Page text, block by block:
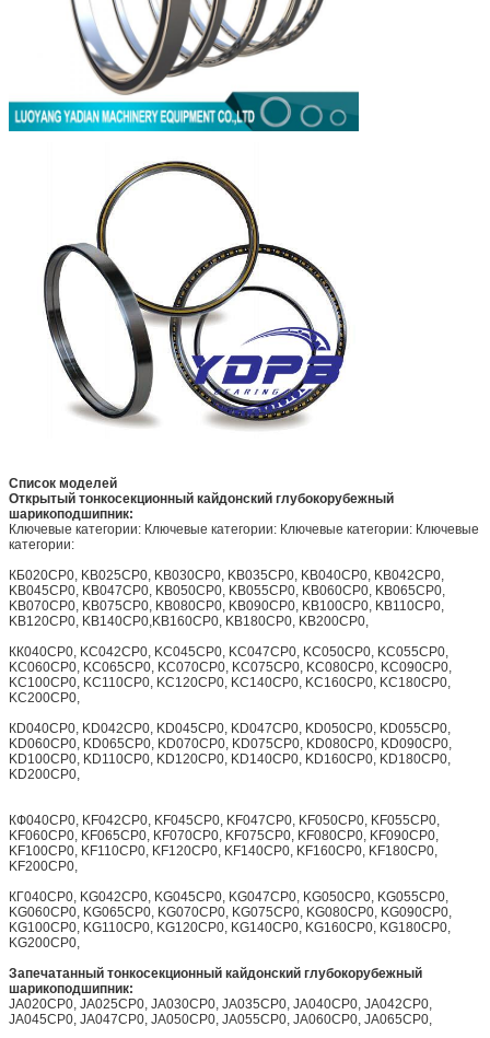
Список моделей
Открытый тонкосекционный кайдонский глубокорубежный
шарикоподшипник:
Ключевые категории: Ключевые категории: Ключевые категории: Ключевые
категории:
КБ020CP0, KB025CP0, KB030CP0, KB035CP0, KB040CP0, KB042CP0,
KB045CP0, KB047CP0, KB050CP0, KB055CP0, KB060CP0, KB065CP0,
KB070CP0, KB075CP0, KB080CP0, KB090CP0, KB100CP0, KB110CP0,
KB120CP0, KB140CP0,KB160CP0, KB180CP0, KB200CP0,
КК040CP0, KC042CP0, KC045CP0, KC047CP0, KC050CP0, KC055CP0,
KC060CP0, KC065CP0, KC070CP0, KC075CP0, KC080CP0, KC090CP0,
KC100CP0, KC110CP0, KC120CP0, KC140CP0, KC160CP0, KC180CP0,
KC200CP0,
КD040CP0, KD042CP0, KD045CP0, KD047CP0, KD050CP0, KD055CP0,
KD060CP0, KD065CP0, KD070CP0, KD075CP0, KD080CP0, KD090CP0,
KD100CP0, KD110CP0, KD120CP0, KD140CP0, KD160CP0, KD180CP0,
KD200CP0,
КФ040CP0, KF042CP0, KF045CP0, KF047CP0, KF050CP0, KF055CP0,
KF060CP0, KF065CP0, KF070CP0, KF075CP0, KF080CP0, KF090CP0,
KF100CP0, KF110CP0, KF120CP0, KF140CP0, KF160CP0, KF180CP0,
KF200CP0,
КГ040CP0, KG042CP0, KG045CP0, KG047CP0, KG050CP0, KG055CP0,
KG060CP0, KG065CP0, KG070CP0, KG075CP0, KG080CP0, KG090CP0,
KG100CP0, KG110CP0, KG120CP0, KG140CP0, KG160CP0, KG180CP0,
KG200CP0,
Запечатанный тонкосекционный кайдонский глубокорубежный
шарикоподшипник:
JA020CP0, JA025CP0, JA030CP0, JA035CP0, JA040CP0, JA042CP0,
JA045CP0, JA047CP0, JA050CP0, JA055CP0, JA060CP0, JA065CP0,